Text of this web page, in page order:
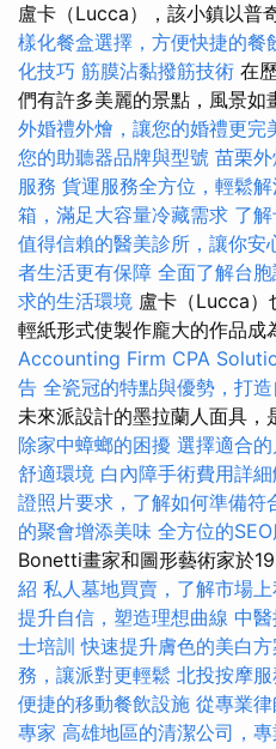
盧卡（Lucca），該小鎮以普
樣化餐盒選擇，方便快捷的餐
化技巧 筋膜沾黏撥筋技術 在
們有許多美麗的景點，風景如
外婚禮外燴，讓您的婚禮更完
您的助聽器品牌與型號 苗栗
服務 貨運服務全方位，輕鬆
箱，滿足大容量冷藏需求 了
值得信賴的醫美診所，讓你安
者生活更有保障 全面了解台胞
求的生活環境 盧卡（Lucca）
輕紙形式使製作龐大的作品成
Accounting Firm CPA
告 全瓷冠的特點與優勢，打
未來派設計的墨拉蘭人面具
除家中蟑螂的困擾 選擇適合
舒適環境 白內障手術費用詳
證照片要求，了解如何準備符
的聚會增添美味 全方位的
Bonetti畫家和圖形藝術家於
紹 私人墓地買賣，了解市場
提升自信，塑造理想曲線 中
士培訓快速提升膚色的美白方
務，讓派對更輕鬆 北投按摩服
便捷的移動餐飲設施 從專業
專家 高雄地區的清潔公司，